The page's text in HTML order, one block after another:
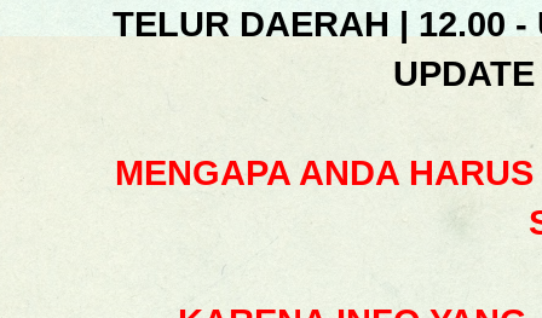
TELUR DAERAH | 12.00
MENGAPA ANDA